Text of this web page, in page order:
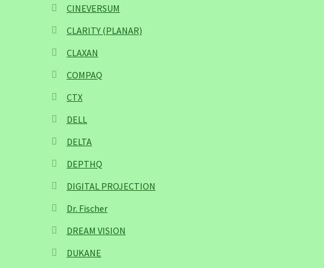
CINEVERSUM
CLARITY (PLANAR)
CLAXAN
COMPAQ
CTX
DELL
DELTA
DEPTHQ
DIGITAL PROJECTION
Dr. Fischer
DREAM VISION
DUKANE